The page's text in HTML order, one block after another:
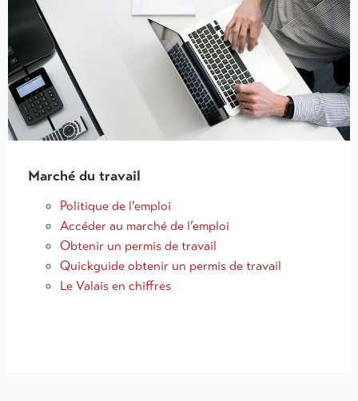
Marché du travail
Politique de l’emploi
Accéder au marché de l’emploi
Obtenir un permis de travail
Quickguide obtenir un permis de travail
Le Valais en chiffres